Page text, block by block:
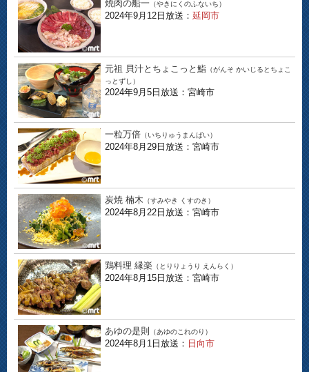
焼肉の船一 （やきにくのふないち）
2024年9月12日放送： 延岡市
元祖 貝汁とちょこっと鮨 （がんそ かいじるとちょこ
っとずし）
2024年9月5日放送：宮崎市
一粒万倍 （いちりゅうまんばい）
2024年8月29日放送：宮崎市
炭焼 楠木 （すみやき くすのき）
2024年8月22日放送：宮崎市
鶏料理 縁楽 （とりりょうり えんらく）
2024年8月15日放送：宮崎市
あゆの是則 （あゆのこれのり）
2024年8月1日放送： 日向市